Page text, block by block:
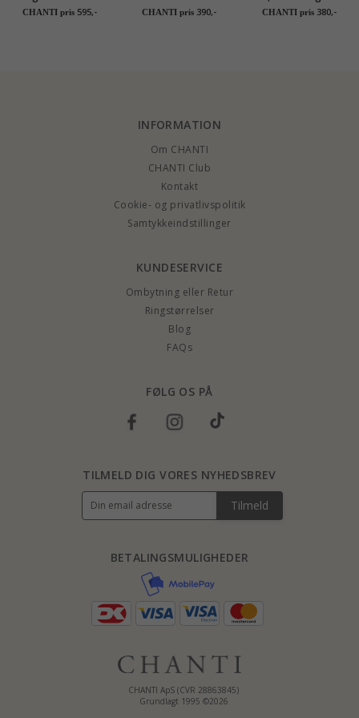
forgyldt sølv -
CHANTI pris 595,-
marguerit øreringe i
CHANTI pris 390,-
øreringe i forgyldt
CHANTI pris 380,-
INFORMATION
Om CHANTI
CHANTI Club
Kontakt
Cookie- og privatlivspolitik
Samtykkeindstillinger
KUNDESERVICE
Ombytning eller Retur
Ringstørrelser
Blog
FAQs
FØLG OS PÅ
CHANTI ApS (CVR 28863845)
Grundlagt 1995 ©2026
BETALINGSMULIGHEDER
TILMELD DIG VORES NYHEDSBREV
Tilmeld